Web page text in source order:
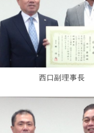
西口副理事長